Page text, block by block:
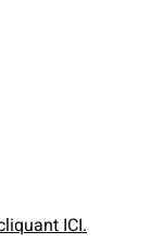
ICI.